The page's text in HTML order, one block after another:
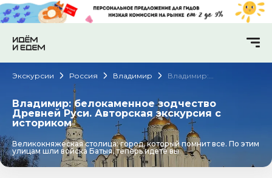
Экскурсии Россия Владимир
Владимир:
экскурсия с историком
Владимир: белокаменное зодчество
Древней Руси. Авторская экскурсия с
историком
Великокняжеская столица: город, который помнит все. По этим
улицам шли войска Батыя, теперь идете вы